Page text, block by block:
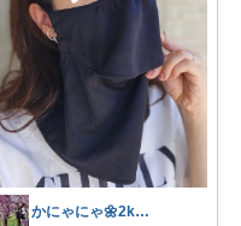
かにゃにゃ🌼2kids mama